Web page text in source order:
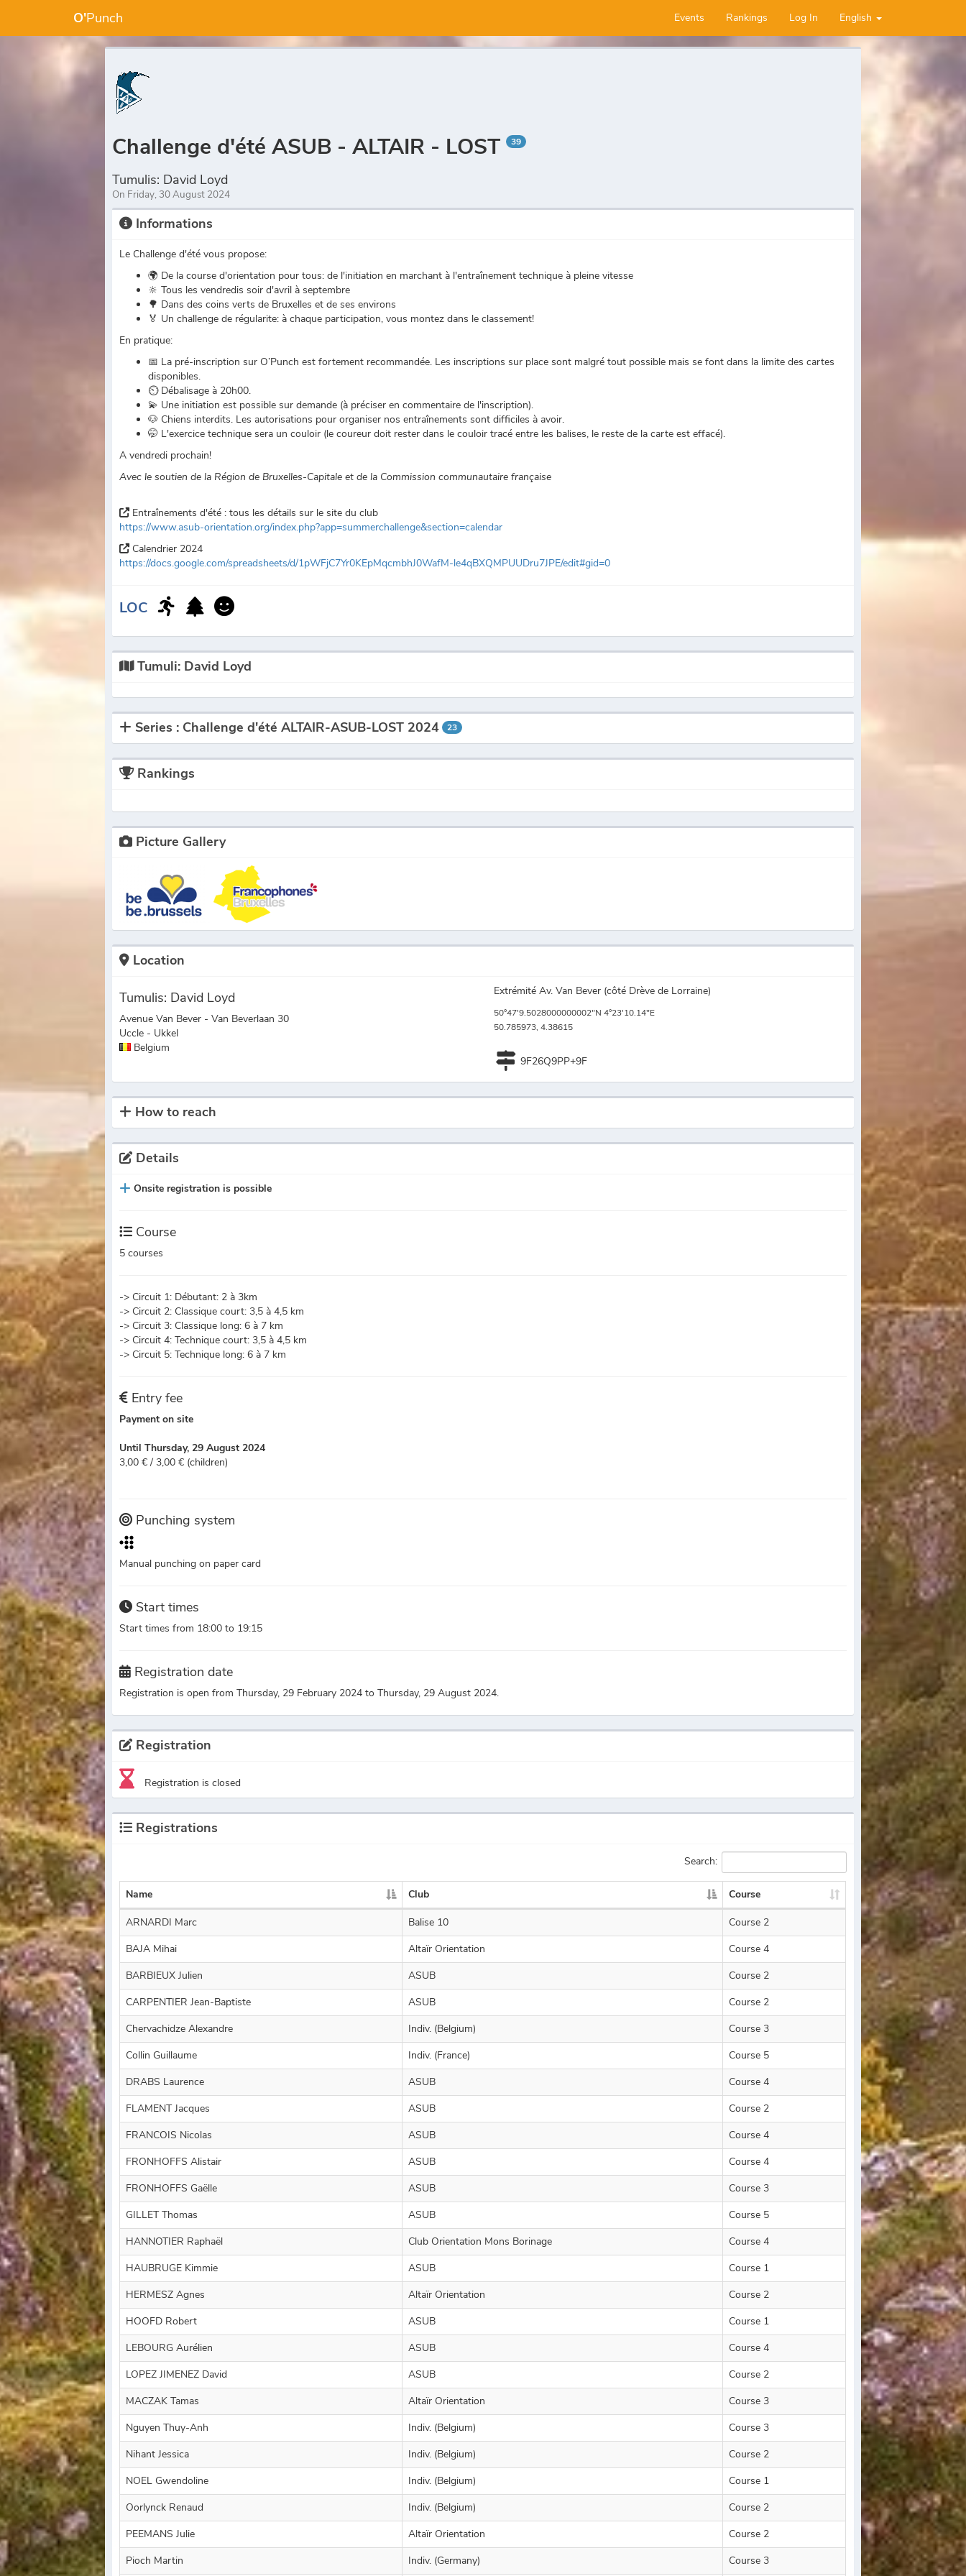
O'Punch Events Rankings Log In English
Challenge d'été ASUB - ALTAIR - LOST 39
Tumulis: David Loyd
On Friday, 30 August 2024
Informations
Le Challenge d'été vous propose:
🌍 De la course d'orientation pour tous: de l'initiation en marchant à l'entraînement technique à pleine vitesse
🔆 Tous les vendredis soir d'avril à septembre
🌳 Dans des coins verts de Bruxelles et de ses environs
🏅 Un challenge de régularite: à chaque participation, vous montez dans le classement!
En pratique:
📅 La pré-inscription sur O’Punch est fortement recommandée. Les inscriptions sur place sont malgré tout possible mais se font dans la limite des cartes
disponibles.
⏲ Débalisage à 20h00.
💫 Une initiation est possible sur demande (à préciser en commentaire de l'inscription).
🐶 Chiens interdits. Les autorisations pour organiser nos entraînements sont difficiles à avoir.
🤭 L'exercice technique sera un couloir (le coureur doit rester dans le couloir tracé entre les balises, le reste de la carte est effacé).
A vendredi prochain!
Avec le soutien de la Région de Bruxelles-Capitale et de la Commission communautaire française
Entraînements d'été : tous les détails sur le site du club
https://www.asub-orientation.org/index.php?app=summerchallenge&section=calendar
Calendrier 2024
https://docs.google.com/spreadsheets/d/1pWFjC7Yr0KEpMqcmbhJ0WafM-le4qBXQMPUUDru7JPE/edit#gid=0
LOC
Tumuli: David Loyd
Series : Challenge d'été ALTAIR-ASUB-LOST 2024 23
Rankings
Picture Gallery
Location
Tumulis: David Loyd
Avenue Van Bever - Van Beverlaan 30
Uccle - Ukkel
Belgium
Extrémité Av. Van Bever (côté Drève de Lorraine)
50°47'9.5028000000002"N 4°23'10.14"E
50.785973, 4.38615
9F26Q9PP+9F
How to reach
Details
Onsite registration is possible
Course
5 courses
-> Circuit 1: Débutant: 2 à 3km
-> Circuit 2: Classique court: 3,5 à 4,5 km
-> Circuit 3: Classique long: 6 à 7 km
-> Circuit 4: Technique court: 3,5 à 4,5 km
-> Circuit 5: Technique long: 6 à 7 km
Entry fee
Payment on site
Until Thursday, 29 August 2024
3,00 € / 3,00 € (children)
Punching system
Manual punching on paper card
Start times
Start times from 18:00 to 19:15
Registration date
Registration is open from Thursday, 29 February 2024 to Thursday, 29 August 2024.
Registration
Registration is closed
Registrations
Search:
Name Club Course
ARNARDI Marc Balise 10
Course 2
BAJA Mihai
Altaïr Orientation
Course 4
BARBIEUX Julien
ASUB
Course 2
CARPENTIER Jean-Baptiste
ASUB
Course 2
Chervachidze Alexandre
Indiv. (Belgium)
Course 3
Collin Guillaume
Indiv. (France)
Course 5
DRABS Laurence
ASUB
Course 4
FLAMENT Jacques
ASUB
Course 2
FRANCOIS Nicolas
ASUB
Course 4
FRONHOFFS Alistair
ASUB
Course 4
FRONHOFFS Gaëlle
ASUB
Course 3
GILLET Thomas
ASUB
Course 5
HANNOTIER Raphaël
Club Orientation Mons Borinage
Course 4
HAUBRUGE Kimmie
ASUB
Course 1
HERMESZ Agnes
Altaïr Orientation
Course 2
HOOFD Robert
ASUB
Course 1
LEBOURG Aurélien
ASUB
Course 4
LOPEZ JIMENEZ David
ASUB
Course 2
MACZAK Tamas
Altaïr Orientation
Course 3
Nguyen Thuy-Anh
Indiv. (Belgium)
Course 3
Nihant Jessica
Indiv. (Belgium)
Course 2
NOEL Gwendoline
Indiv. (Belgium)
Course 1
Oorlynck Renaud
Indiv. (Belgium)
Course 2
PEEMANS Julie
Altaïr Orientation
Course 2
Pioch Martin
Indiv. (Germany) Course 3